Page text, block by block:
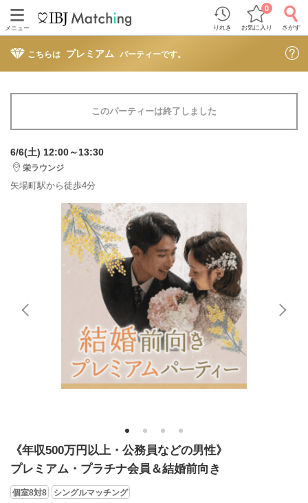
メニュー りれき お気に入り
0
さがす
こちらは プレミアム パーティーです。
このパーティーは終了しました
6/6(土) 12:00～13:30
栄ラウンジ
矢場町駅から徒歩4分
1 2 3 4
《年収500万円以上・公務員などの男性》
プレミアム・プラチナ会員＆結婚前向き
個室8対8 シングルマッチング